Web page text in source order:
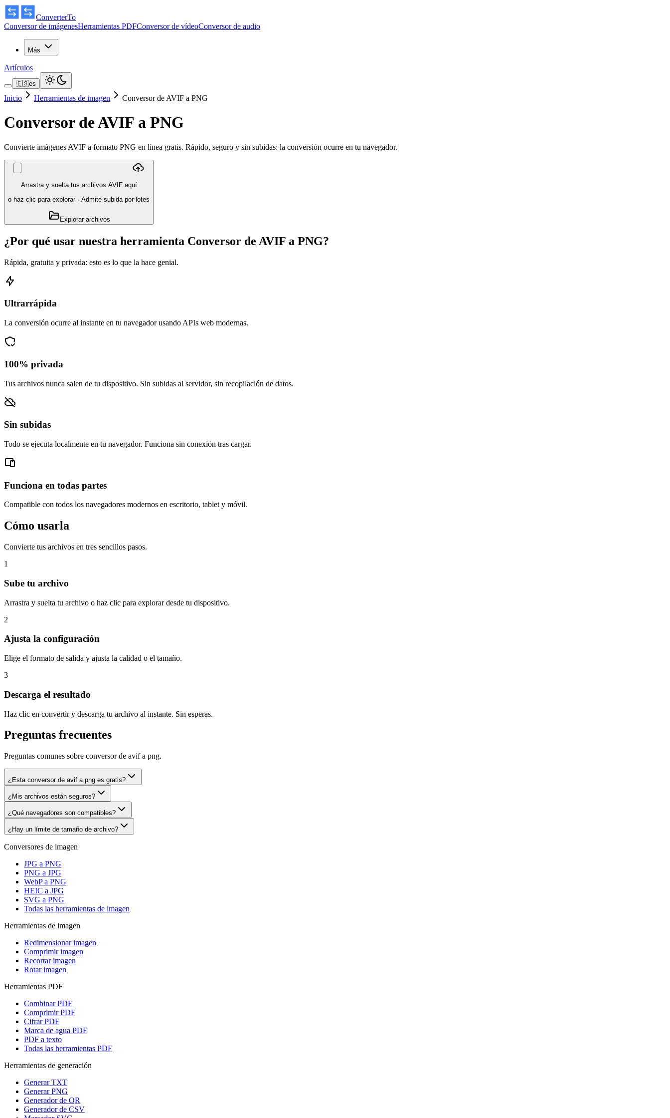
ConverterTo
Conversor de imágenesHerramientas PDFConversor de vídeoConversor de audio
Más
Artículos
🇪🇸es
Inicio Herramientas de imagen Conversor de AVIF a PNG
Conversor de AVIF a PNG
Convierte imágenes AVIF a formato PNG en línea gratis. Rápido, seguro y sin subidas: la conversión ocurre en tu navegador.
Arrastra y suelta tus archivos AVIF aquí
o haz clic para explorar· Admite subida por lotes
Explorar archivos
¿Por qué usar nuestra herramienta Conversor de AVIF a PNG?
Rápida, gratuita y privada: esto es lo que la hace genial.
Ultrarrápida
La conversión ocurre al instante en tu navegador usando APIs web modernas.
100% privada
Tus archivos nunca salen de tu dispositivo. Sin subidas al servidor, sin recopilación de datos.
Sin subidas
Todo se ejecuta localmente en tu navegador. Funciona sin conexión tras cargar.
Funciona en todas partes
Compatible con todos los navegadores modernos en escritorio, tablet y móvil.
Cómo usarla
Convierte tus archivos en tres sencillos pasos.
1
Sube tu archivo
Arrastra y suelta tu archivo o haz clic para explorar desde tu dispositivo.
2
Ajusta la configuración
Elige el formato de salida y ajusta la calidad o el tamaño.
3
Descarga el resultado
Haz clic en convertir y descarga tu archivo al instante. Sin esperas.
Preguntas frecuentes
Preguntas comunes sobre conversor de avif a png.
¿Esta conversor de avif a png es gratis?
¿Mis archivos están seguros?
¿Qué navegadores son compatibles?
¿Hay un límite de tamaño de archivo?
Conversores de imagen
JPG a PNG
PNG a JPG
WebP a PNG
HEIC a JPG
SVG a PNG
Todas las herramientas de imagen
Herramientas de imagen
Redimensionar imagen
Comprimir imagen
Recortar imagen
Rotar imagen
Herramientas PDF
Combinar PDF
Comprimir PDF
Cifrar PDF
Marca de agua PDF
PDF a texto
Todas las herramientas PDF
Herramientas de generación
Generar TXT
Generar PNG
Generador de QR
Generador de CSV